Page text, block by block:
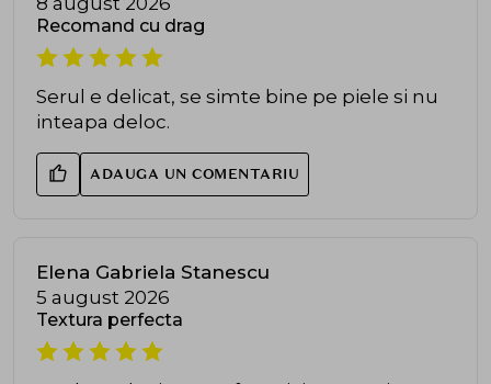
Recomand cu drag
Serul e delicat, se simte bine pe piele si nu
inteapa deloc.
ADAUGA UN COMENTARIU
Elena Gabriela Stanescu
5 august 2026
Textura perfecta